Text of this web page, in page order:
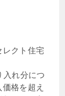
レクト住宅
れ分につ
格を超え